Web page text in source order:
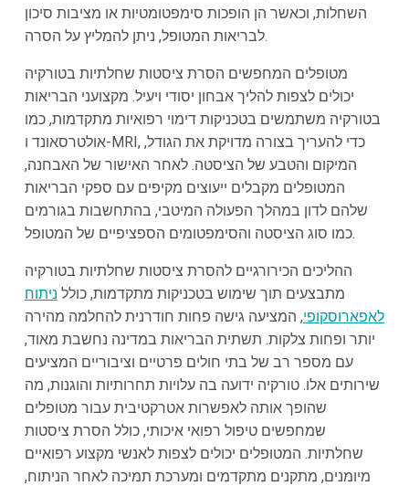
השחלות, וכאשר הן הופכות סימפטומטיות או מציבות סיכון
לבריאות המטופל, ניתן להמליץ על הסרה.
מטופלים המחפשים הסרת ציסטות שחלתיות בטורקיה
יכולים לצפות להליך אבחון יסודי ויעיל. מקצועני הבריאות
בטורקיה משתמשים בטכניקות דימוי רפואיות מתקדמות, כמו
אולטרסאונד ו-MRI, כדי להעריך בצורה מדויקת את הגודל,
המיקום והטבע של הציסטה. לאחר האישור של האבחנה,
המטופלים מקבלים ייעוצים מקיפים עם ספקי הבריאות
שלהם לדון במהלך הפעולה המיטבי, בהתחשבות בגורמים
כמו סוג הציסטה והסימפטומים הספציפיים של המטופל.
ההליכים הכירורגיים להסרת ציסטות שחלתיות בטורקיה
מתבצעים תוך שימוש בטכניקות מתקדמות, כולל ניתוח
לאפארוסקופי, המציעה גישה פחות חודרנית להחלמה מהירה
יותר ופחות צלקות. תשתית הבריאות במדינה נחשבת מאוד,
עם מספר רב של בתי חולים פרטיים וציבוריים המציעים
שירותים אלו. טורקיה ידועה בה עלויות תחרותיות והוגנות, מה
שהופך אותה לאפשרות אטרקטיבית עבור מטופלים
שמחפשים טיפול רפואי איכותי, כולל הסרת ציסטות
שחלתיות. המטופלים יכולים לצפות לאנשי מקצוע רפואיים
מיומנים, מתקנים מתקדמים ומערכת תמיכה לאחר הניתוח,